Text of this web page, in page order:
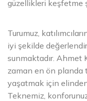
güzellikleri keşfetme
Turumuz,
iyi şekilde
sunmaktadır. Ahmet
zaman en ön planda
yaşatmak için
Teknemiz,